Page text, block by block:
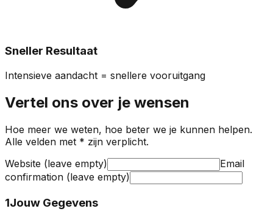
Sneller Resultaat
Intensieve aandacht = snellere vooruitgang
Vertel ons over je wensen
Hoe meer we weten, hoe beter we je kunnen helpen.
Alle velden met * zijn verplicht.
Website (leave empty)
Email
confirmation (leave empty)
1Jouw Gegevens